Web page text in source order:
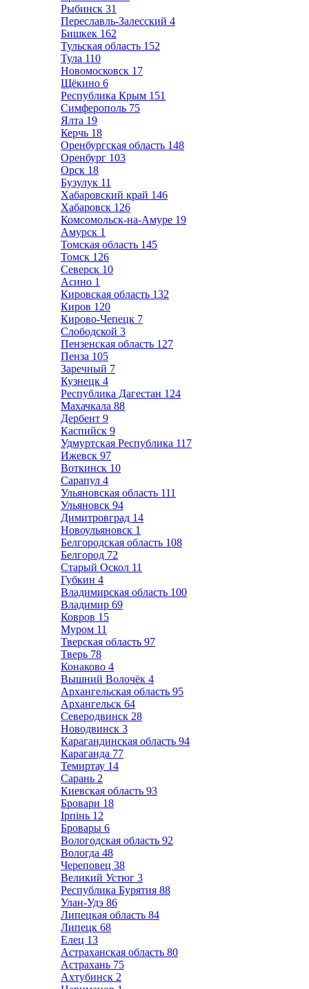
Рыбинск 31
Переславль-Залесский 4
Бишкек 162
Тульская область 152
Тула 110
Новомосковск 17
Щёкино 6
Республика Крым 151
Симферополь 75
Ялта 19
Керчь 18
Оренбургская область 148
Оренбург 103
Орск 18
Бузулук 11
Хабаровский край 146
Хабаровск 126
Комсомольск-на-Амуре 19
Амурск 1
Томская область 145
Томск 126
Северск 10
Асино 1
Кировская область 132
Киров 120
Кирово-Чепецк 7
Слободской 3
Пензенская область 127
Пенза 105
Заречный 7
Кузнецк 4
Республика Дагестан 124
Махачкала 88
Дербент 9
Каспийск 9
Удмуртская Республика 117
Ижевск 97
Воткинск 10
Сарапул 4
Ульяновская область 111
Ульяновск 94
Димитровград 14
Новоульяновск 1
Белгородская область 108
Белгород 72
Старый Оскол 11
Губкин 4
Владимирская область 100
Владимир 69
Ковров 15
Муром 11
Тверская область 97
Тверь 78
Конаково 4
Вышний Волочёк 4
Архангельская область 95
Архангельск 64
Северодвинск 28
Новодвинск 3
Карагандинская область 94
Караганда 77
Темиртау 14
Сарань 2
Киевская область 93
Бровари 18
Ірпінь 12
Бровары 6
Вологодская область 92
Вологда 48
Череповец 38
Великий Устюг 3
Республика Бурятия 88
Улан-Удэ 86
Липецкая область 84
Липецк 68
Елец 13
Астраханская область 80
Астрахань 75
Ахтубинск 2